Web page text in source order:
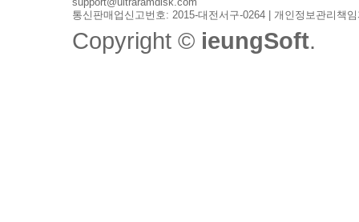
통신판매업신고번호: 2015-대전서구-0264 | 개인정보관리책
Copyright © ieungSoft.